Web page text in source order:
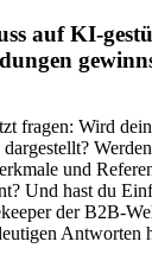
auf KI-
fragen: Wird
und
Und hast du
der B2B-
Antworten